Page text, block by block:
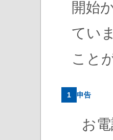
開始
てい
こと
1 申告
お